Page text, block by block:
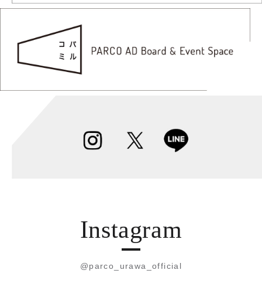
Instagram
@parco_urawa_official